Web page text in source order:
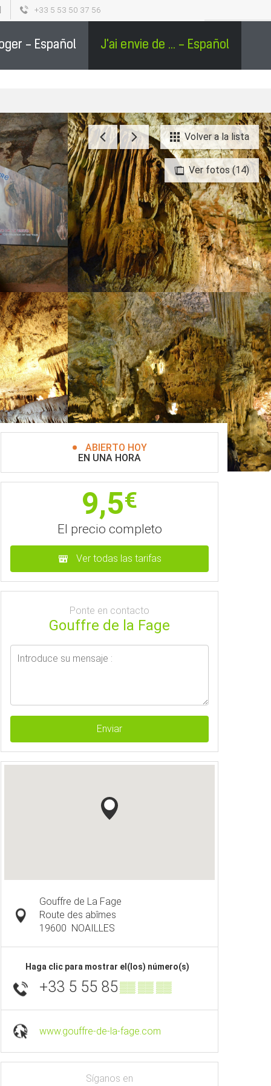
+33 5 53 50 37 56
- Español J'ai envie de ... - Español
Ver fotos (14)
Volver a la lista
ABIERTO HOY
EN UNA HORA
9,5€
El precio completo
Ver todas las tarifas
Ponte en contacto
Gouffre de la Fage
Enviar
Gouffre de La Fage
Route des abîmes
19600 NOAILLES
Haga clic para mostrar el(los) número(s)
+33 5 55 85▒▒ ▒▒ ▒▒
www.gouffre-de-la-fage.com
Síganos en